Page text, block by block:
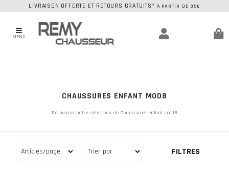
LIVRAISON OFFERTE ET RETOURS GRATUITS* À PARTIR DE 85€
MENU
CHAUSSURES ENFANT MOD8
Découvrez notre sélection de Chaussures enfant mod8
FILTRES